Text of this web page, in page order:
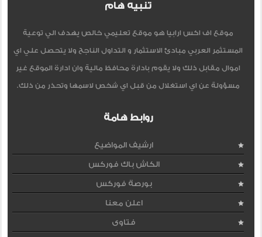
تنبيه هام
موقع اف اكس ارابيا هو موقع تعليمي خالص يهدف الي توعية
المستثمر العربي مبادئ الاستثمار و التداول الناجح ولا يتحصل علي اي
اموال مقابل ذلك ولا يقوم بادارة محافظ مالية وان ادارة الموقع غير
مسؤولة عن اي استغلال من قبل اي شخص لاسمها وتحذر من ذلك.
روابط هامة
ارشيف المواضيع
الكاش باك فوركس
بورصة فوركس
اعلن معنا
فتاوى